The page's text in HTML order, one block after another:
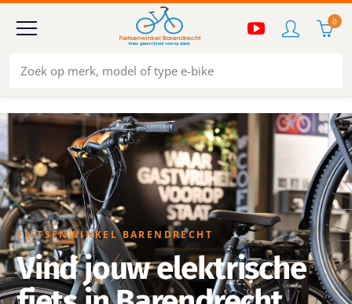
0
FIETSENWINKEL BARENDRECHT
Vind jouw elektrische